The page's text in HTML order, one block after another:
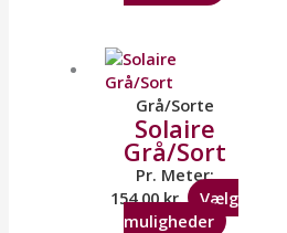
Grå/Sorte
Solaire
Grå/Sort
Pr. Meter:
154,00kr.
Vælg
muligheder